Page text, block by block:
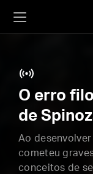
O erro
de
Ao
cometeu
conceitos de